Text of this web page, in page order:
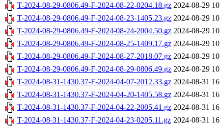
T-2024-08-29-0806.49-F-2024-08-22-0204.18.gz 2024-08-29
T-2024-08-29-0806.49-F-2024-08-23-1405.23.gz 2024-08-29
T-2024-08-29-0806.49-F-2024-08-24-2004.50.gz 2024-08-29
T-2024-08-29-0806.49-F-2024-08-25-1409.17.gz 2024-08-29
T-2024-08-29-0806.49-F-2024-08-27-2018.07.gz 2024-08-29
T-2024-08-29-0806.49-F-2024-08-29-0806.49.gz 2024-08-29
T-2024-08-31-1430.37-F-2024-04-07-2012.33.gz 2024-08-31
T-2024-08-31-1430.37-F-2024-04-20-1405.58.gz 2024-08-31
T-2024-08-31-1430.37-F-2024-04-22-2005.41.gz 2024-08-31
T-2024-08-31-1430.37-F-2024-04-23-0205.11.gz 2024-08-31